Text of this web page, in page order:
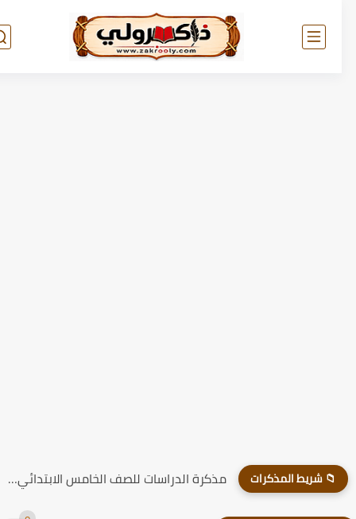
📁 شريط المذكرات مذكرة الدراسات للصف الخامس الابتدائي الترم الاول 2026